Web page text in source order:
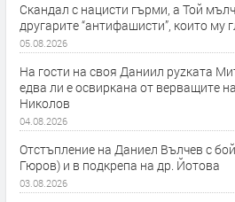
Скандал с нацисти гърми, а Той
другарите “антифашисти”, които му
05.08.2026
На гости на своя Даниил руzката
едва ли е освиркана от верващите
Николов
04.08.2026
Отстъпление на Даниел Вълчев с
Гюров) и в подкрепа на др. Йотова
03.08.2026